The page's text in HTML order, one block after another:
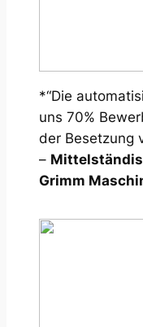
*“Die
uns 70%
der Besetzung
–
Grimm